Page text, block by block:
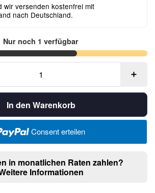
wir versenden kostenfrei mit
nach Deutschland.
Nur noch 1 verfügbar
In den Warenkorb
Consent erteilen
in monatlichen Raten zahlen?
Informationen